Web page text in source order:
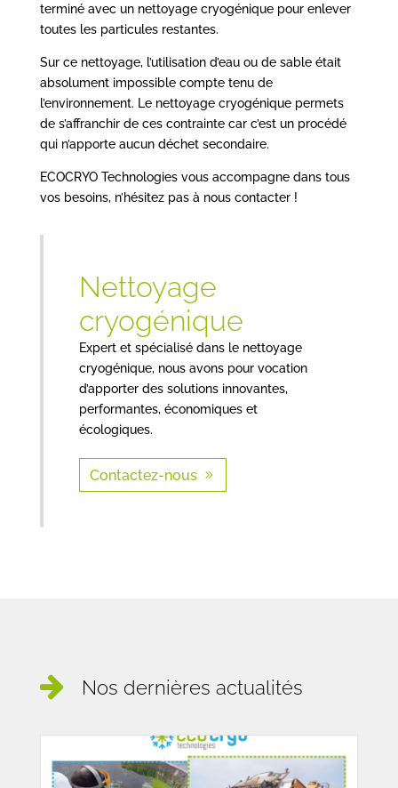
terminé avec un nettoyage cryogénique pour enlever
toutes les particules restantes.
Sur ce nettoyage, l’utilisation d’eau ou de sable était
absolument impossible compte tenu de
l’environnement. Le nettoyage cryogénique permets
de s’affranchir de ces contrainte car c’est un procédé
qui n’apporte aucun déchet secondaire.
ECOCRYO Technologies vous accompagne dans tous
vos besoins, n’hésitez pas à nous contacter !
Nettoyage
cryogénique
Expert et spécialisé dans le nettoyage
cryogénique, nous avons pour vocation
d’apporter des solutions innovantes,
performantes, économiques et
écologiques.
Contactez-nous
Nos dernières actualités